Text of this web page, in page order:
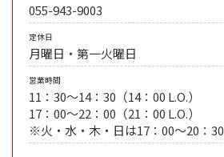
055-943-9003
定休日
月曜日・第一火曜日
営業時間
11：30～14：30（14：00 L.O.）
17：00～22：00（21：00 L.O.）
※火・水・木・日は17：00～20：30